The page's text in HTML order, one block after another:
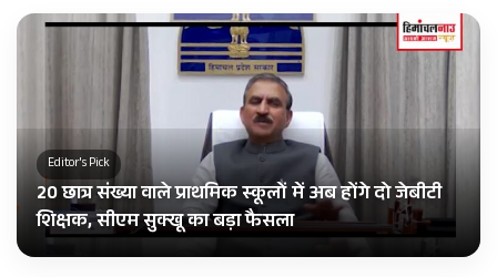
Editor's Pick
20 छात्र संख्या वाले प्राथमिक स्कूलों में अब होंगे दो जेबीटी
शिक्षक, सीएम सुक्खू का बड़ा फैसला